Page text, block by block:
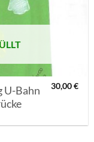
U-Bahn
30,00€